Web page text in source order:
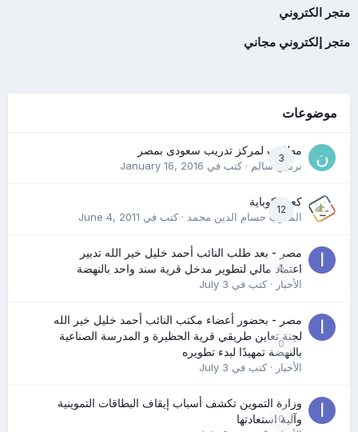
متجر الكتروني
متجر إلكتروني مجاني
موضوعات
3
مطلوب لمركز تدريب سعودى بمصر
نرمين سالم· كتب في January 16, 2016
12
كعب كوباية
المدرب حسام الدين محمد· كتب في June 4, 2011
0
مصر - بعد طلب النائب أحمد خليل خير الله تدبير
اعتماد مالي لتطوير مدخل قرية سند واحد بالنهضة
الأخبار· كتب في July 3
0
مصر - بحضور أعضاء مكتب النائب أحمد خليل خير الله
لجنة تعاين طريقي قرية الحظيرة و المدرسة الصناعية
بالنهضة تمهيدًا لبدء تطويره
الأخبار· كتب في July 3
0
وزارة التموين تكشف أسباب إيقاف البطاقات التموينية
وآلية استعادتها